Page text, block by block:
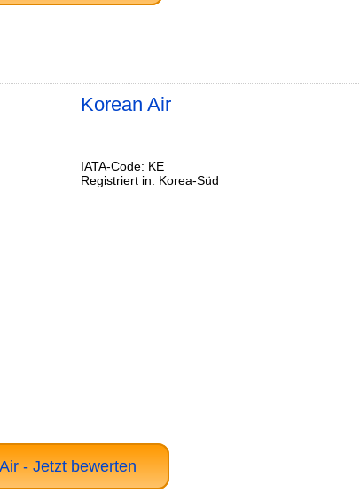
Korean Air
IATA-Code: KE
Registriert in: Korea-Süd
- Jetzt bewerten